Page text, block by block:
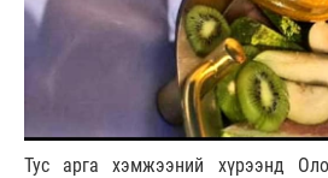
Тус арга хэмжээний хүрээнд